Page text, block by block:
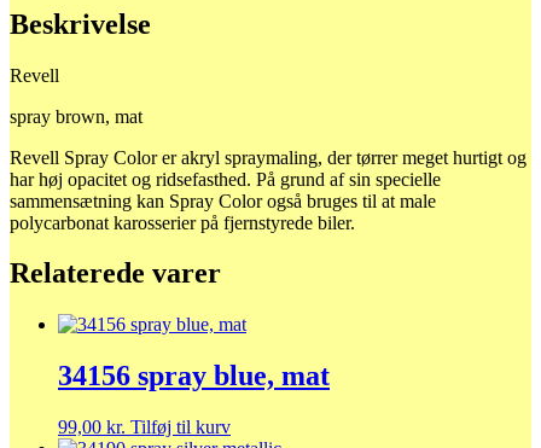
Beskrivelse
Revell
spray brown, mat
Revell Spray Color er akryl spraymaling, der tørrer meget hurtigt og
har høj opacitet og ridsefasthed. På grund af sin specielle
sammensætning kan Spray Color også bruges til at male
polycarbonat karosserier på fjernstyrede biler.
Relaterede varer
34156 spray blue, mat
99,00 kr. Tilføj til kurv